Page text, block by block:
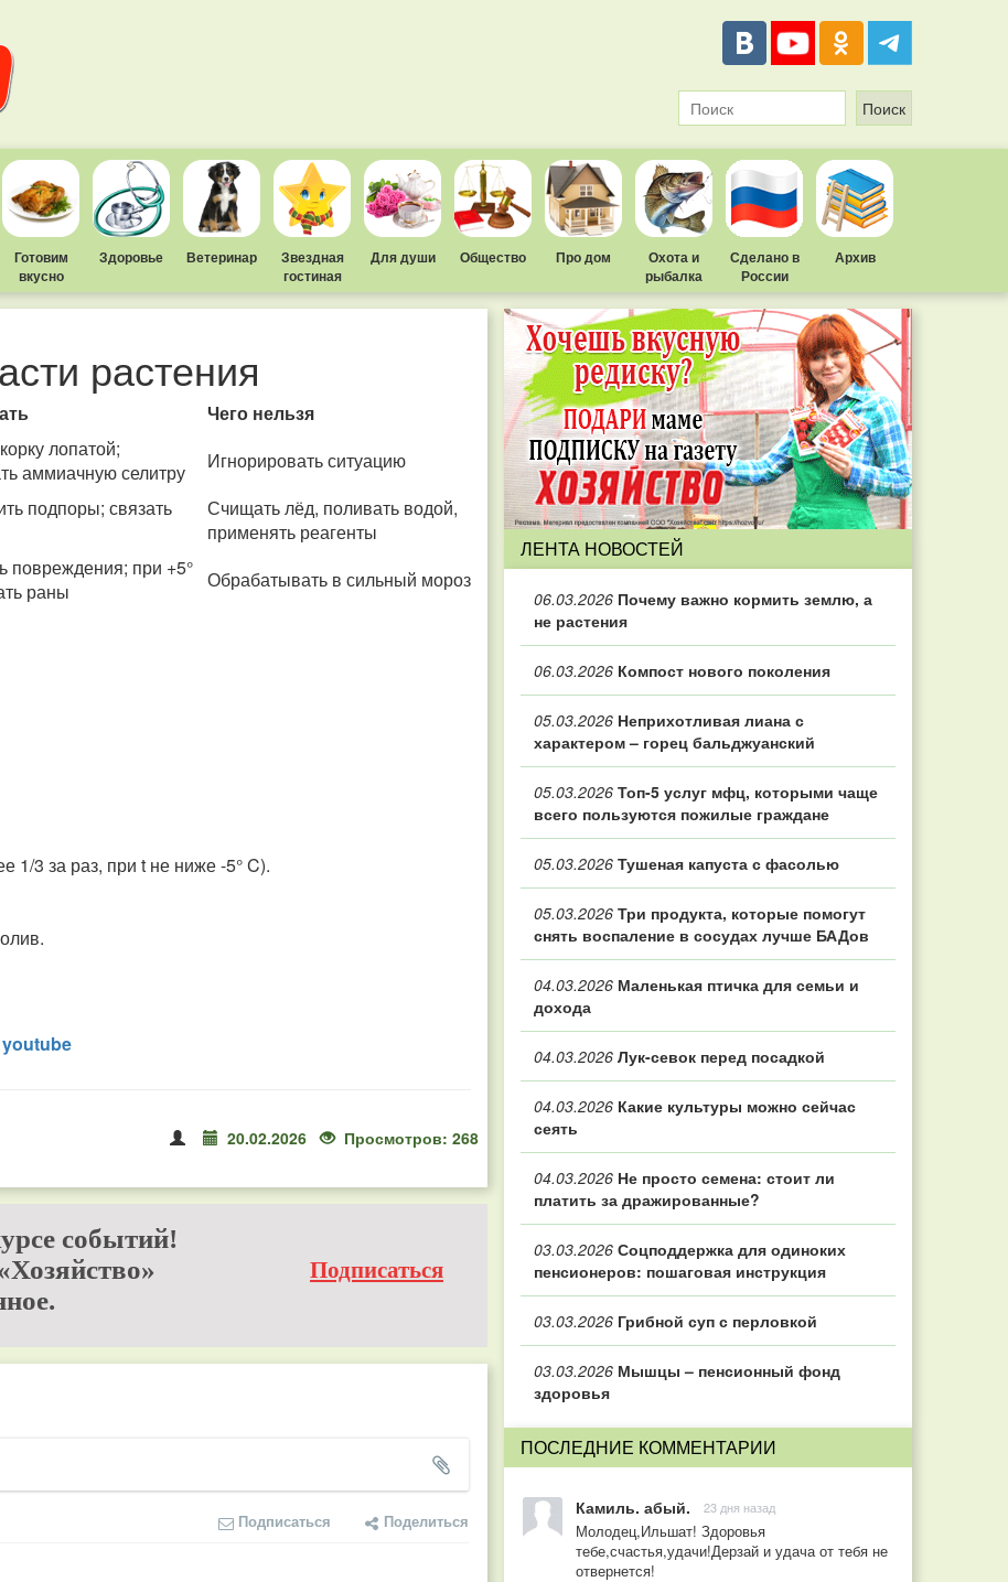
Готовим
вкусно
Здоровье Ветеринар
Звездная
гостиная
Для души Общество Про дом
Охота и
рыбалка
Сделано в
России
Архив
растения
Чего нельзя
лопатой;
аммиачную селитру
Игнорировать ситуацию
подпоры; связать
Счищать лёд, поливать водой,
применять реагенты
повреждения; при +5°
раны
Обрабатывать в сильный мороз
1/3 за раз, при t не ниже -5° C).
20.02.2026 Просмотров: 268
событий!
Подписаться
Подписаться Поделиться
ЛЕНТА НОВОСТЕЙ
06.03.2026 Почему важно кормить землю, а
не растения
06.03.2026 Компост нового поколения
05.03.2026 Неприхотливая лиана с
характером – горец бальджуанский
05.03.2026 Топ‑5 услуг мфц, которыми чаще
всего пользуются пожилые граждане
05.03.2026 Тушеная капуста с фасолью
05.03.2026 Три продукта, которые помогут
снять воспаление в сосудах лучше БАДов
04.03.2026 Маленькая птичка для семьи и
дохода
04.03.2026 Лук-севок перед посадкой
04.03.2026 Какие культуры можно сейчас
сеять
04.03.2026 Не просто семена: стоит ли
платить за дражированные?
03.03.2026 Соцподдержка для одиноких
пенсионеров: пошаговая инструкция
03.03.2026 Грибной суп с перловкой
03.03.2026 Мышцы – пенсионный фонд
здоровья
ПОСЛЕДНИЕ КОММЕНТАРИИ
Камиль. абый. 23 дня назад
Молодец,Ильшат! Здоровья
тебе,счастья,удачи!Дерзай и удача от тебя не
отвернется!